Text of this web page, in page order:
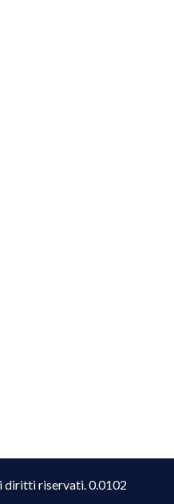
riservati. 0.0102